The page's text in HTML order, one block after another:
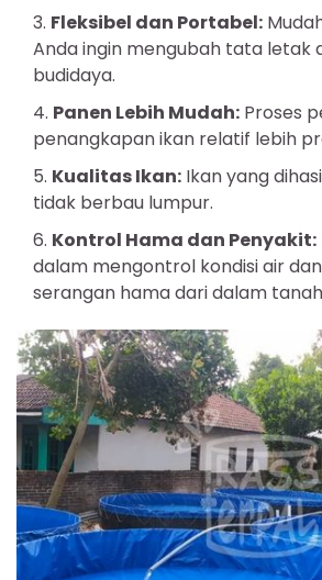
Fleksibel dan Portabel:
Anda ingin mengubah tata letak
budidaya.
Panen Lebih Mudah: Proses
penangkapan ikan relatif lebih
Kualitas Ikan: Ikan yang
tidak berbau lumpur.
Kontrol Hama dan Penyakit:
dalam mengontrol kondisi air
serangan hama dari dalam